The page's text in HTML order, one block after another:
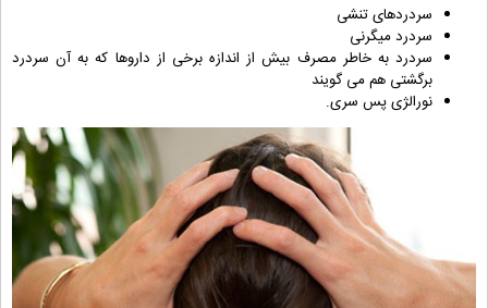
سردردهای تنشی
سردرد میگرنی
سردرد به خاطر مصرف بیش از اندازه برخی از داروها که به آن سردرد
برگشتی هم می گویند
نورالژی پس سری.